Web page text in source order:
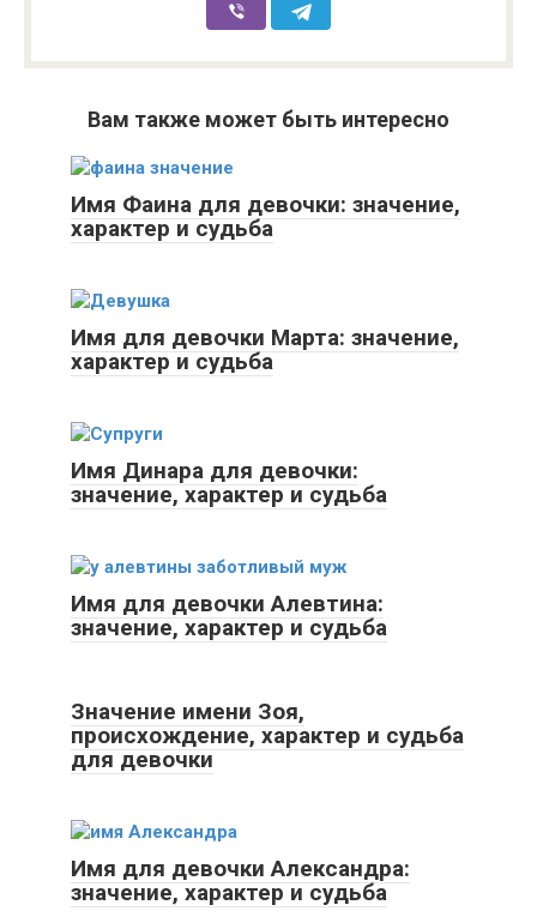
Вам также может быть интересно
Имя Фаина для девочки: значение,
характер и судьба
Имя для девочки Марта: значение,
характер и судьба
Имя Динара для девочки:
значение, характер и судьба
Имя для девочки Алевтина:
значение, характер и судьба
Значение имени Зоя,
происхождение, характер и судьба
для девочки
Имя для девочки Александра:
значение, характер и судьба